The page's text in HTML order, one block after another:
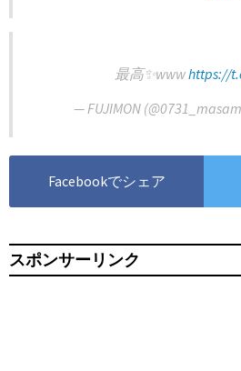
最高✨wwwhttps://
— FUJIMON
Facebookでシェア
スポンサーリンク